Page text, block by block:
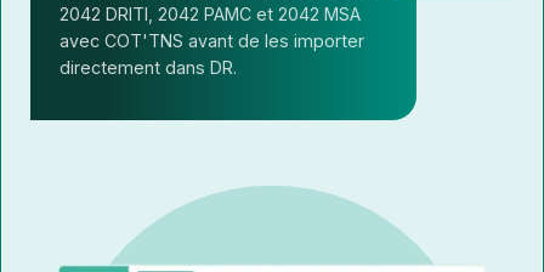
2042 DRITI, 2042 PAMC et 2042 MSA
avec COT'TNS avant de les importer
directement dans DR.